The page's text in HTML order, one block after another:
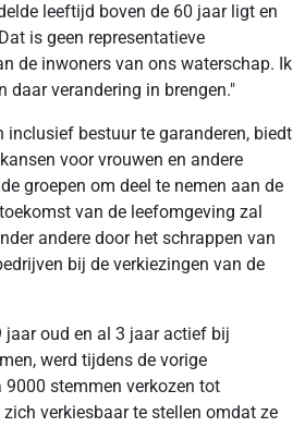
leeftijd boven de 60 jaar ligt en
is geen representatieve
de inwoners van ons waterschap. Ik
daar verandering in brengen."
inclusief bestuur te garanderen, biedt
voor vrouwen en andere
groepen om deel te nemen aan de
van de leefomgeving zal
andere door het schrappen van
bij de verkiezingen van de
jaar oud en al 3 jaar actief bij
werd tijdens de vorige
stemmen verkozen tot
verkiesbaar te stellen omdat ze